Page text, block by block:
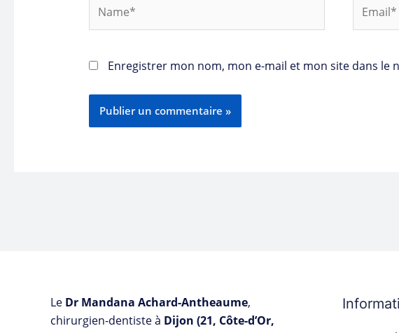
Enregistrer mon nom, mon e-mail et mon site dans
Le Dr Mandana Achard-Antheaume,
chirurgien-dentiste à Dijon (21, Côte-d’Or,